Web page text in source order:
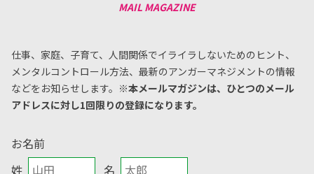
仕事、家庭、子育て、人間関係でイライラしないためのヒント、
メンタルコントロール方法、 最新のアンガーマネジメントの情報
などをお知らせします。 ※本メールマガジンは、ひとつのメール
アドレスに対し1回限りの登録になります。
お名前
姓
名